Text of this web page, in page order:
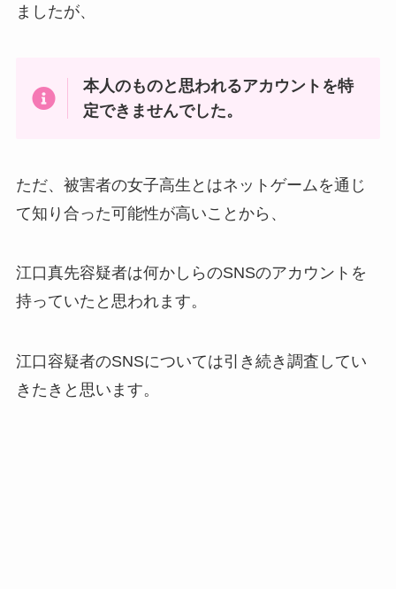
ましたが、
本人のものと思われるアカウントを特
定できませんでした。
ただ、被害者の女子高生とはネットゲームを通じ
て知り合った可能性が高いことから、
江口真先容疑者は何かしらのSNSのアカウントを
持っていたと思われます。
江口容疑者のSNSについては引き続き調査してい
きたきと思います。